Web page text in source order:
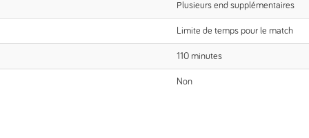
Plusieurs end supplémentaires
Limite de temps pour le match
110 minutes
Non